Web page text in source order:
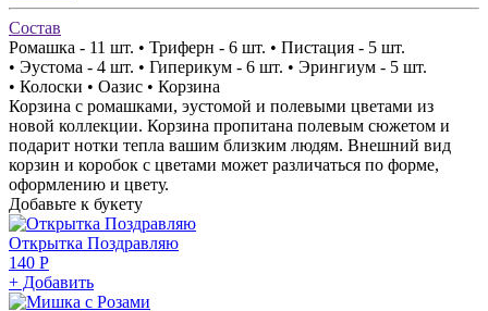
Состав
Ромашка - 11 шт. • Триферн - 6 шт. • Пистация - 5 шт.
• Эустома - 4 шт. • Гиперикум - 6 шт. • Эрингиум - 5 шт.
• Колоски • Оазис • Корзина
Корзина с ромашками, эустомой и полевыми цветами из
новой коллекции. Корзина пропитана полевым сюжетом и
подарит нотки тепла вашим близким людям. Внешний вид
корзин и коробок с цветами может различаться по форме,
оформлению и цвету.
Добавьте к букету
Открытка Поздравляю
140 Р
+ Добавить